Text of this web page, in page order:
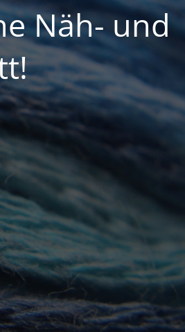
Näh- und